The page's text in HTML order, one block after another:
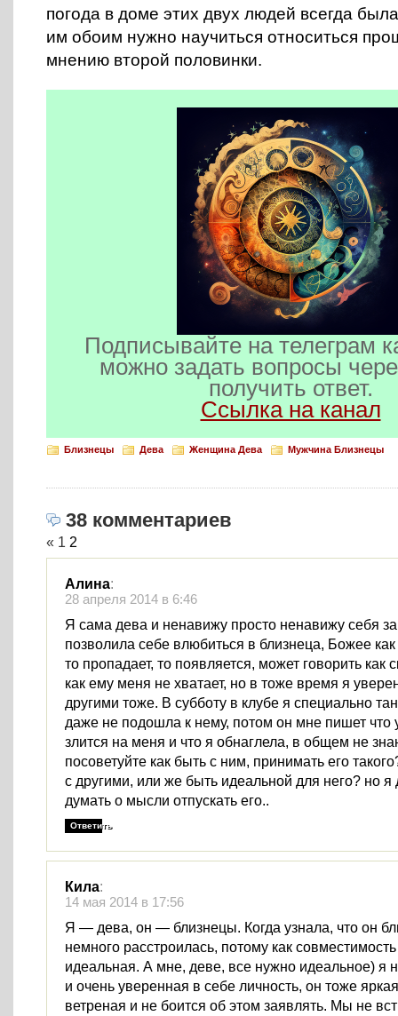
погода в доме этих двух людей всегда
им обоим нужно научиться относиться
мнению второй половинки.
Подписывайте на телеграм
можно задать вопросы
получить ответ.
Ссылка на канал
Близнецы Дева Женщина Дева Мужчина Близнецы
38 комментариев
« 1 2
Aлина:
28 апреля 2014 в 6:46
Я сама дева и ненавижу просто ненавижу себя за
позволила себе влюбиться в близнеца, Божее
то пропадает, то появляется, может говорить как
как ему меня не хватает, но в тоже время я
другими тоже. В субботу в клубе я специально
даже не подошла к нему, потом он мне пишет что
злится на меня и что я обнаглела, в общем не
посоветуйте как быть с ним, принимать его
с другими, или же быть идеальной для него? но я
думать о мысли отпускать его..
Ответить
Кила:
14 мая 2014 в 17:56
Я — дева, он — близнецы. Когда узнала, что он
немного расстроилась, потому как
идеальная. А мне, деве, все нужно идеальное) я
и очень уверенная в себе личность, он тоже
ветреная и не боится об этом заявлять. Мы не